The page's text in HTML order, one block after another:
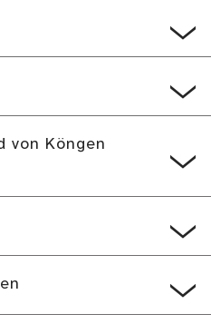
von Köngen